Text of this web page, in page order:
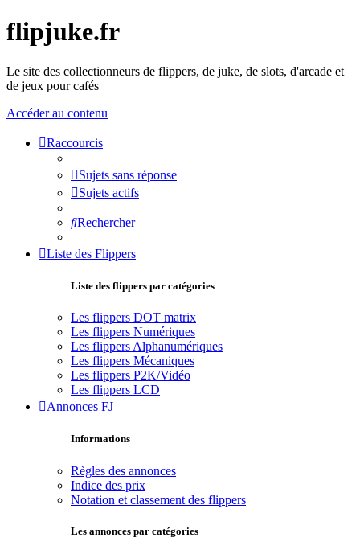
flipjuke.fr
Le site des collectionneurs de flippers, de juke, de slots, d'arcade et
de jeux pour cafés
Accéder au contenu
Raccourcis
Sujets sans réponse
Sujets actifs
Rechercher
Liste des Flippers
Liste des flippers par catégories
Les flippers DOT matrix
Les flippers Numériques
Les flippers Alphanumériques
Les flippers Mécaniques
Les flippers P2K/Vidéo
Les flippers LCD
Annonces FJ
Informations
Règles des annonces
Indice des prix
Notation et classement des flippers
Les annonces par catégories